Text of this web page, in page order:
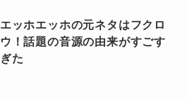
エッホエッホの元ネタはフクロ
ウ！話題の音源の由来がすごす
ぎた